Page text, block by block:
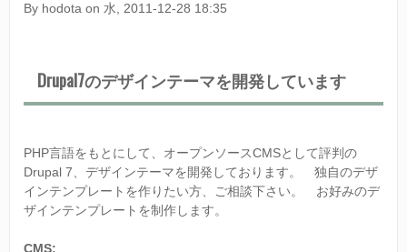
E
M
X
I
D
E
By hodota on 水, 2011-12-28 18:35
Drupal7のデザインテーマを開発しています
PHP言語をもとにして、オープンソースCMSとして評判の
Drupal 7、デザインテーマを開発しております。 独自のデザ
インテンプレートを作りたい方、ご相談下さい。 お好みのデ
ザインテンプレートを制作します。
CMS: